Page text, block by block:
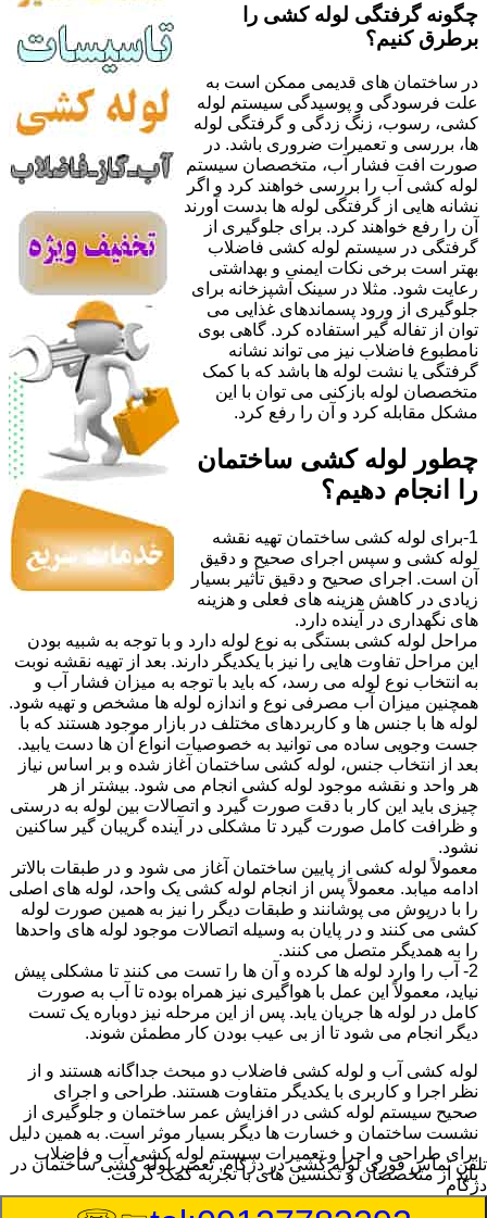
چگونه گرفتگی لوله کشی را
برطرق کنیم؟
در ساختمان های قدیمی ممکن است به
علت فرسودگی و پوسیدگی سیستم لوله
کشی، رسوب، زنگ زدگی و گرفتگی لوله
ها، بررسی و تعمیرات ضروری باشد. در
صورت افت فشار آب، متخصصان سیستم
لوله کشی آب را بررسی خواهند کرد و اگر
نشانه هایی از گرفتگی لوله ها بدست آورند
آن را رفع خواهند کرد. برای جلوگیری از
گرفتگی در سیستم لوله کشی فاضلاب
بهتر است برخی نکات ایمنی و بهداشتی
رعایت شود. مثلا در سینک آشپزخانه برای
جلوگیری از ورود پسماندهای غذایی می
توان از تفاله گیر استفاده کرد. گاهی بوی
نامطبوع فاضلاب نیز می تواند نشانه
گرفتگی یا نشت لوله ها باشد که با کمک
متخصصان لوله بازکنی می توان با این
مشکل مقابله کرد و آن را رفع کرد.
چطور لوله کشی ساختمان
را انجام دهیم؟
1-برای لوله کشی ساختمان تهیه نقشه
لوله کشی و سپس اجرای صحیح و دقیق
آن است. اجرای صحیح و دقیق تأثیر بسیار
زیادی در کاهش هزینه های فعلی و هزینه
های نگهداری در آینده دارد.
مراحل لوله کشی بستگی به نوع لوله دارد و با توجه به شبیه بودن
این مراحل تفاوت هایی را نیز با یکدیگر دارند. بعد از تهیه نقشه نوبت
به انتخاب نوع لوله می رسد، که باید با توجه به میزان فشار آب و
همچنین میزان آب مصرفی نوع و اندازه لوله ها مشخص و تهیه شود.
لوله ها با جنس ها و کاربردهای مختلف در بازار موجود هستند که با
جست وجویی ساده می توانید به خصوصیات انواع آن ها دست یابید.
بعد از انتخاب جنس، لوله کشی ساختمان آغاز شده و بر اساس نیاز
هر واحد و نقشه موجود لوله کشی انجام می شود. بیشتر از هر
چیزی باید این کار با دقت صورت گیرد و اتصالات بین لوله به درستی
و ظرافت کامل صورت گیرد تا مشکلی در آینده گریبان گیر ساکنین
نشود.
معمولاً لوله کشی از پایین ساختمان آغاز می شود و در طبقات بالاتر
ادامه میابد. معمولاً پس از انجام لوله کشی یک واحد، لوله های اصلی
را با درپوش می پوشانند و طبقات دیگر را نیز به همین صورت لوله
کشی می کنند و در پایان به وسیله اتصالات موجود لوله های واحدها
را به همدیگر متصل می کنند.
2- آب را وارد لوله ها کرده و آن ها را تست می کنند تا مشکلی پیش
نیاید، معمولاً این عمل با هواگیری نیز همراه بوده تا آب به صورت
کامل در لوله ها جریان یابد. پس از این مرحله نیز دوباره یک تست
دیگر انجام می شود تا از بی عیب بودن کار مطمئن شوند.
لوله کشی آب و لوله کشی فاضلاب دو مبحث جداگانه هستند و از
نظر اجرا و کاربری با یکدیگر متفاوت هستند. طراحی و اجرای
صحیح سیستم لوله کشی در افزایش عمر ساختمان و جلوگیری از
نشست ساختمان و خسارت ها دیگر بسیار موثر است. به همین دلیل
برای طراحی و اجرا و تعمیرات سیستم لوله کشی آب و فاضلاب
باید از متخصصان و تکنسین های با تجربه کمک گرفت.
تلفن تماس فوریلوله کشی در دژکام, تعمیر لوله کشی ساختمان در
دژکام